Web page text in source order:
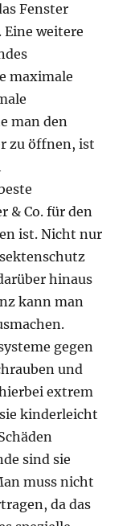
Fenster
weitere
maximale
man den
zu öffnen, ist
& Co. für den
ist. Nicht nur
hinaus
kann man
gegen
und
extrem
kinderleicht
sind sie
muss nicht
da das